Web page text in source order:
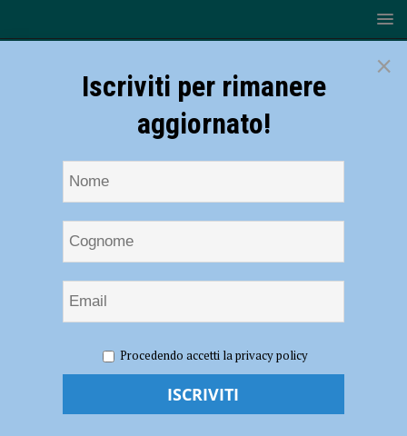
rinnova e si rafforza il protocollo: cresce il numero degli enti
partecipanti
Energia in comune, si rinnova e si rafforza
×
Iscriviti per rimanere
aggiornato!
Procedendo accetti la privacy policy